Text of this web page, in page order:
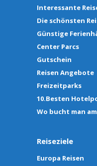
Interessante
Die schönsten
Günstige
Center Parcs
Gutschein
Reisen Angebote
Freizeitparks
10.Besten
Wo bucht man
Reiseziele
Europa Reisen